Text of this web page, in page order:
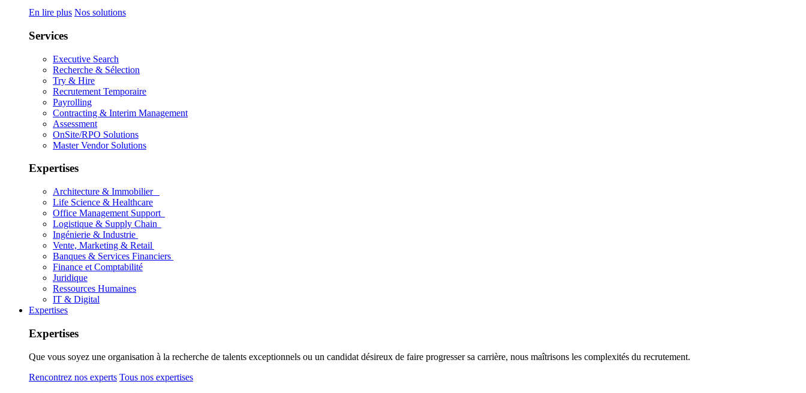
En lire plus Nos solutions
Services
Executive Search
Recherche & Sélection
Try & Hire
Recrutement Temporaire
Payrolling
Contracting & Interim Management
Assessment
OnSite/RPO Solutions
Master Vendor Solutions
Expertises
Architecture & Immobilier
Life Science & Healthcare
Office Management Support
Logistique & Supply Chain
Ingénierie & Industrie
Vente, Marketing & Retail
Banques & Services Financiers
Finance et Comptabilité
Juridique
Ressources Humaines
IT & Digital
Expertises
Expertises
Que vous soyez une organisation à la recherche de talents exceptionnels ou un candidat désireux de faire progresser sa carrière, nous maîtrisons les complexités du recrutement.
Rencontrez nos experts Tous nos expertises